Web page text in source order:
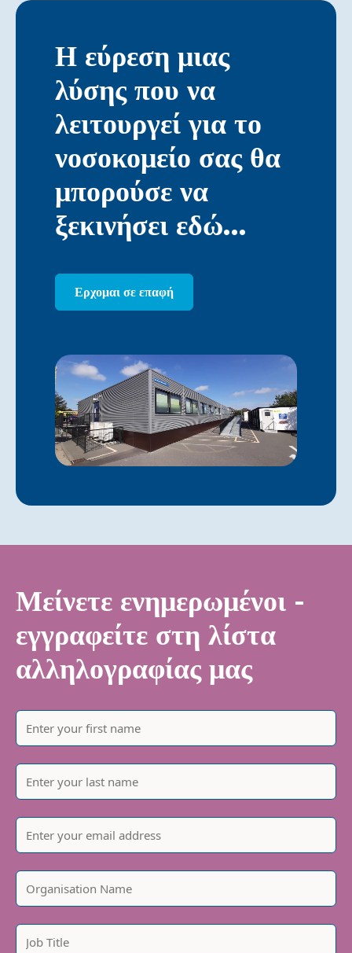
Η εύρεση μιας
λύσης που να
λειτουργεί για το
νοσοκομείο σας θα
μπορούσε να
ξεκινήσει εδώ…
Ερχομαι σε επαφή
Μείνετε ενημερωμένοι -
εγγραφείτε στη λίστα
αλληλογραφίας μας